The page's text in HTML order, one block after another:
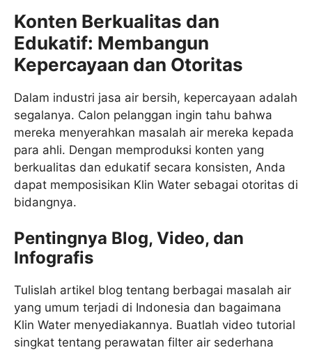
Konten Berkualitas dan
Edukatif: Membangun
Kepercayaan dan Otoritas
Dalam industri jasa air bersih, kepercayaan adalah
segalanya. Calon pelanggan ingin tahu bahwa
mereka menyerahkan masalah air mereka kepada
para ahli. Dengan memproduksi konten yang
berkualitas dan edukatif secara konsisten, Anda
dapat memposisikan Klin Water sebagai otoritas di
bidangnya.
Pentingnya Blog, Video, dan
Infografis
Tulislah artikel blog tentang berbagai masalah air
yang umum terjadi di Indonesia dan bagaimana
Klin Water menyediakannya. Buatlah video tutorial
singkat tentang perawatan filter air sederhana